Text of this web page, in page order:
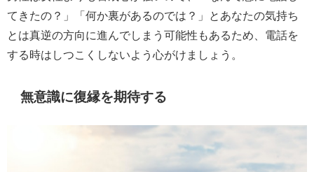
てきたの？」「何か裏があるのでは？」とあなたの気持ち
とは真逆の方向に進んでしまう可能性もあるため、電話を
する時はしつこくしないよう心がけましょう。
無意識に復縁を期待する